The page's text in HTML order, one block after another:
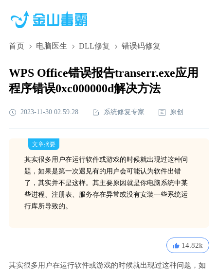
首页 电脑医生 DLL修复 错误码修复
WPS Office错误报告transerr.exe应用
程序错误0xc000000d解决方法
2023-11-30 02:59:28 系统修复专家 原创
文章摘要
其实很多用户在运行软件或游戏的时候就出现过这种问
题，如果是第一次遇见有的用户会可能认为软件出错
了，其实并不是这样。其主要原因就是你电脑系统中某
些进程、注册表、服务存在异常或没有安装一些系统运
行库所导致的。
14.82k
其实很多用户在运行软件或游戏的时候就出现过这种问题，如